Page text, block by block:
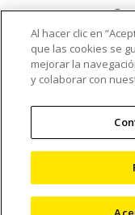
©
Al hacer clic en
que las cookies se
mejorar la
y colaborar con